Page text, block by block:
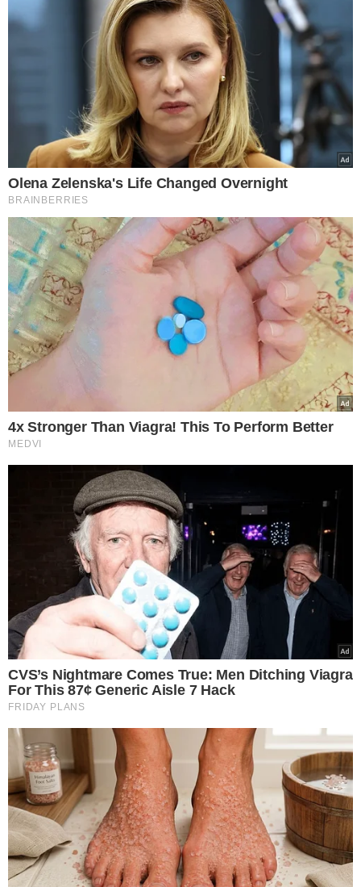
Vítima com hematoma no olho após espancamento. (Foto: Redes Sociais)
MOTIVO FÚTIL
O delegado Juliano Martínez Pérez afirmou que o ato foi
classificado como motivo fútil e com uso de meio que
impossibilitou a defesa da
. Após a confirmação da
morte, foi requisitado um examenecroscópicopara
complementar o relatório e enviá-lo ao Poder Judiciário.
Surpreendentemente, o suspeito teria sido julgado em 13
de maio e liberado medianteliberdade provisória. O
prefeito de Vitória do Jari, Ary Duarta (DEM), expressou
sua tristeza pela perda de seu amigo Naldo Trindade.
Naldo Trindade era um conhecido
locutor, trabalhando
em rádios como a 104 FM de Monte Dourado (PA) e a
Vitória FM, de Vitória do Jari.